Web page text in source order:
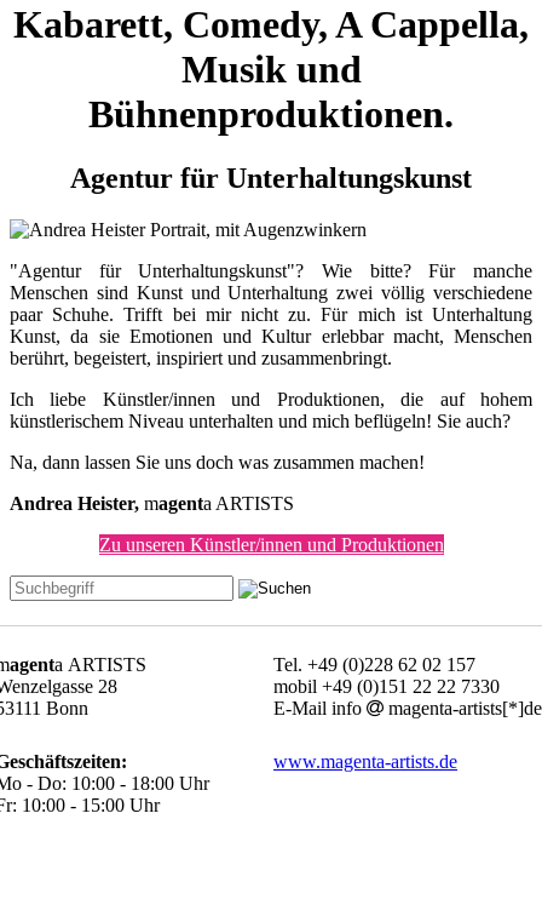
Kabarett, Comedy, A Cappella,
Musik und
Bühnenproduktionen.
Agentur für Unterhaltungskunst
"Agentur für Unterhaltungskunst"? Wie bitte? Für manche
Menschen sind Kunst und Unterhaltung zwei völlig verschiedene
paar Schuhe. Trifft bei mir nicht zu. Für mich ist Unterhaltung
Kunst, da sie Emotionen und Kultur erlebbar macht, Menschen
berührt, begeistert, inspiriert und zusammenbringt.
Ich liebe Künstler/innen und Produktionen, die auf hohem
künstlerischem Niveau unterhalten und mich beflügeln! Sie auch?
Na, dann lassen Sie uns doch was zusammen machen!
Andrea Heister, magenta ARTISTS
Zu unseren Künstler/innen und Produktionen
agenta ARTISTS
28
Bonn
Tel. +49 (0)228 62 02 157
mobil +49 (0)151 22 22 7330
E-Mail info
magenta-artists[*]de
- Do: 10:00 - 18:00 Uhr
10:00 - 15:00 Uhr
www.magenta-artists.de